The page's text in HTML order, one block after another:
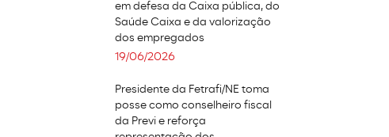
em defesa da Caixa pública, do
Saúde Caixa e da valorização
dos empregados
19/06/2026
Presidente da Fetrafi/NE toma
posse como conselheiro fiscal
da Previ e reforça